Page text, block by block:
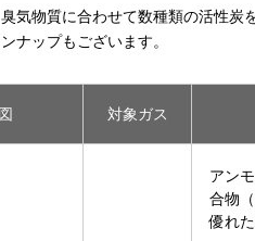
気物質に合わせて数種類の活性炭
ナップもございます。
対象ガス
アン
合物
優れ